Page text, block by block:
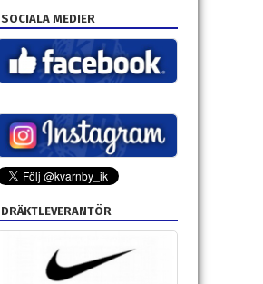
SOCIALA MEDIER
DRÄKTLEVERANTÖR